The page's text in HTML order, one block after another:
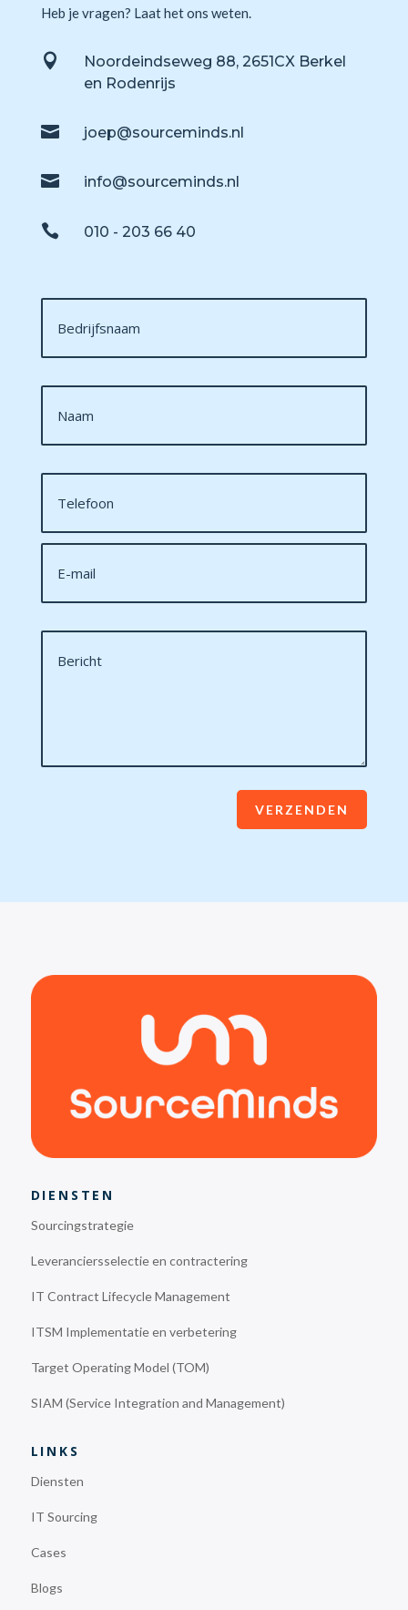
Heb je vragen? Laat het ons weten.

Noordeindseweg 88, 2651CX Berkel
en Rodenrijs
 joep@sourceminds.nl
 info@sourceminds.nl
 010 - 203 66 40
VERZENDEN
DIENSTEN
Sourcingstrategie
Leveranciersselectie en contractering
IT Contract Lifecycle Management
ITSM Implementatie en verbetering
Target Operating Model (TOM)
SIAM (Service Integration and Management)
LINKS
Diensten
IT Sourcing
Cases
Blogs